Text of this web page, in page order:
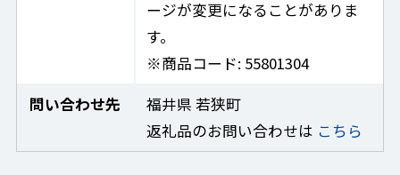
ージが変更になることがありま
す。
※商品コード: 55801304
問い合わせ先
福井県 若狭町
返礼品のお問い合わせは こちら